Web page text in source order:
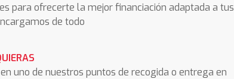
para ofrecerte la mejor financiación adaptada a tus
de todo
uno de nuestros puntos de recogida o entrega en